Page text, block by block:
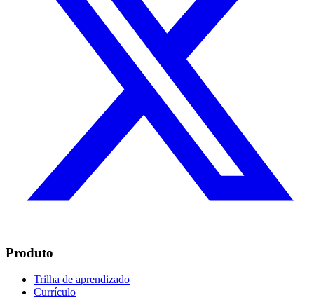
Produto
Trilha de aprendizado
Currículo